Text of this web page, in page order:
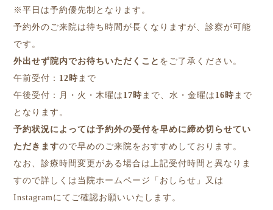
※平日は予約優先制となります。
予約外のご来院は待ち時間が長くなりますが、診察が可能
です。
外出せず院内でお待ちいただくこと をご了承ください。
午前受付： 12時 まで
午後受付：月・火・木曜は 17時 まで、水・金曜は 16時 まで
となります。
予約状況によっては予約外の受付を早めに締め切らせてい
ただきますので早めのご来院をおすすめしております。
なお、診療時間変更がある場合は上記受付時間と異なりま
すので詳しくは当院ホームページ「おしらせ」又は
Instagramにてご確認お願いいたします。